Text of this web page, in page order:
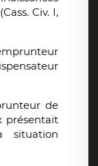
Civ. I,
de
présentait